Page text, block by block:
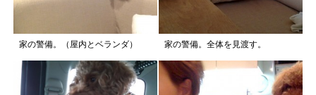
家の警備。（屋内とベランダ） 家の警備。全体を見渡す。